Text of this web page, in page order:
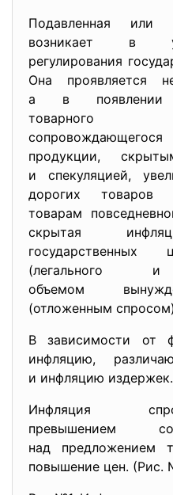
Подавленная
возникает в
регулирования
Она проявляется
а в
продукции,
и спекуляцией,
дорогих
товарам
скрытая
объемом
(отложенным
В зависимости от
инфляцию,
и инфляцию издержек.
Инфляция
превышением
над предложением
повышение цен. (Рис.